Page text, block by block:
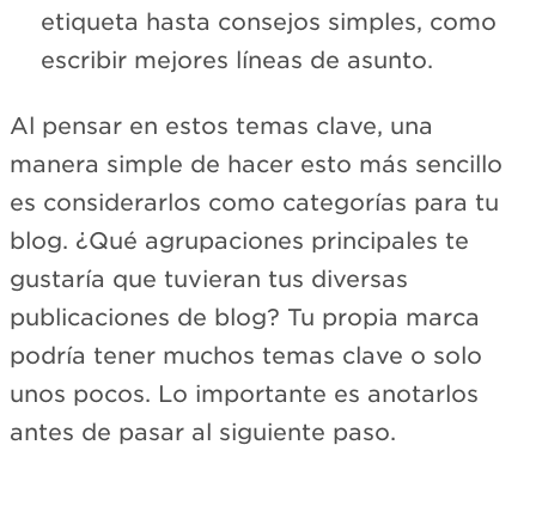
etiqueta hasta consejos simples, como
escribir mejores líneas de asunto.
Al pensar en estos temas clave, una
manera simple de hacer esto más sencillo
es considerarlos como categorías para tu
blog. ¿Qué agrupaciones principales te
gustaría que tuvieran tus diversas
publicaciones de blog? Tu propia marca
podría tener muchos temas clave o solo
unos pocos. Lo importante es anotarlos
antes de pasar al siguiente paso.